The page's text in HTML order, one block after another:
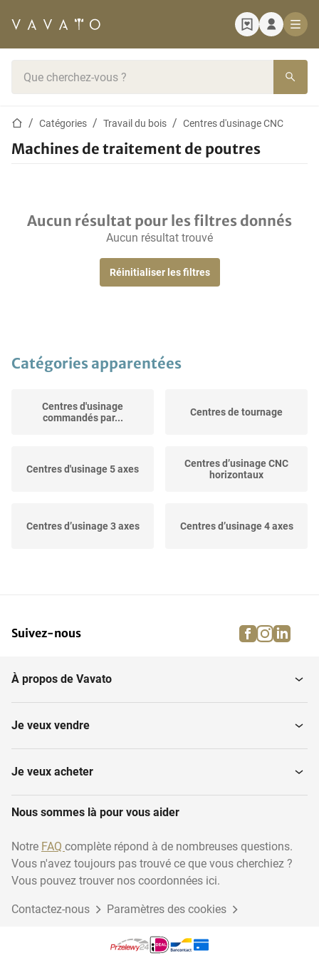
Page d'accueil
Catégories Travail du bois Centres d'usinage CNC
Machines de traitement de poutres
Aucun résultat pour les filtres donnés
Aucun résultat trouvé
Réinitialiser les filtres
Catégories apparentées
Centres d'usinage
commandés par...
Centres de tournage
Centres d'usinage 5 axes
Centres d’usinage CNC
horizontaux
Centres d’usinage 3 axes Centres d’usinage 4 axes
Suivez-nous facebook
À propos de Vavato
Je veux vendre
Je veux acheter
Nous sommes là pour vous aider
Notre FAQ complète répond à de nombreuses questions.
Vous n'avez toujours pas trouvé ce que vous cherchiez ?
Vous pouvez trouver nos coordonnées ici.
Contactez-nous Paramètres des cookies